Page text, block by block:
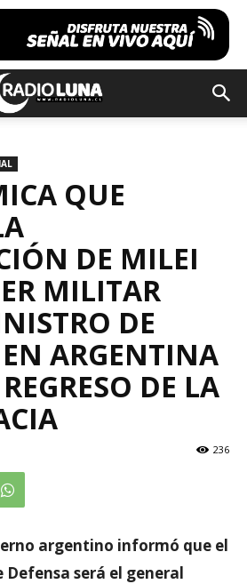
QUE
DE MILEI
MILITAR
DE
ARGENTINA
DE LA
236
argentino informó que el
será el general